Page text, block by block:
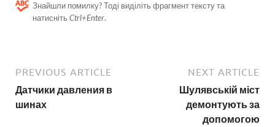
Знайшли помилку? Тоді виділіть фрагмент тексту та
натисніть Ctrl+Enter.
PREVIOUS ARTICLE
Датчики давления в
шинах
NEXT ARTICLE
Шулявській міст
демонтують за
допомогою